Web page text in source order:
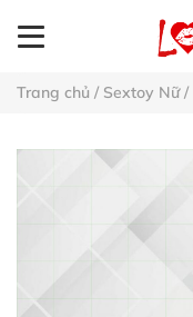
Trang chủ / Sextoy Nữ/